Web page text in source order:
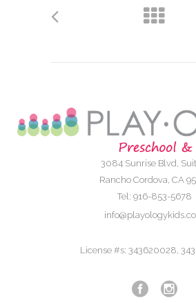
3084 Sunrise Blvd,
Rancho Cordova, CA
Tel: 916-853-5678
License #s: 343620028,